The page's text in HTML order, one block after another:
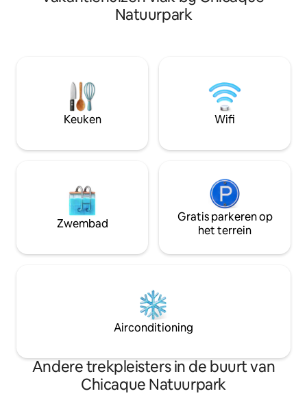
bubbelbad, geniet van het inbegrepen
ontbijt met fruit van de boerderij, maak
dorp en brengen je met een 4x4 naar
boven: daar begint het avontuur. Twee
uur van Bogotá. Meer dan 190
vijfsterrenrecensies.
om te
Natuurpark
Keuken Wifi
Zwembad
Gratis parkeren op
het terrein
Airconditioning
Andere trekpleisters in de buurt van
Chicaque Natuurpark